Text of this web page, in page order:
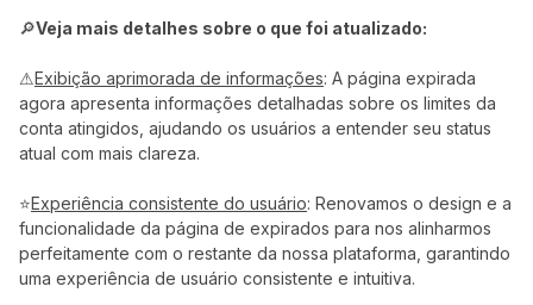
🔎Veja mais detalhes sobre o que foi atualizado:
⚠Exibição aprimorada de informações: A página expirada
agora apresenta informações detalhadas sobre os limites da
conta atingidos, ajudando os usuários a entender seu status
atual com mais clareza.
⭐Experiência consistente do usuário: Renovamos o design e a
funcionalidade da página de expirados para nos alinharmos
perfeitamente com o restante da nossa plataforma, garantindo
uma experiência de usuário consistente e intuitiva.